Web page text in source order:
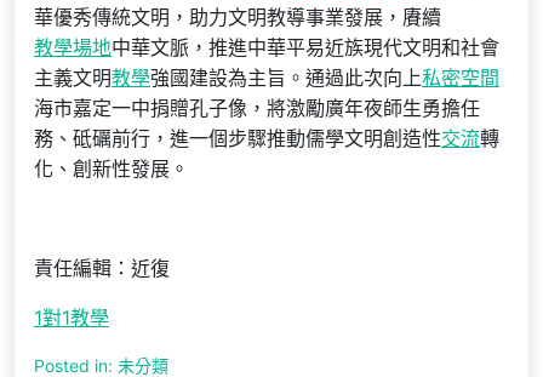
華優秀傳統文明，助力文明教導事業發展，賡續
教學場地中華文脈，推進中華平易近族現代文明和社會
主義文明教學強國建設為主旨。通過此次向上私密空間
海市嘉定一中捐贈孔子像，將激勵廣年夜師生勇擔任
務、砥礪前行，進一個步驟推動儒學文明創造性交流轉
化、創新性發展。
責任編輯：近復
1對1教學
Posted in: 未分類